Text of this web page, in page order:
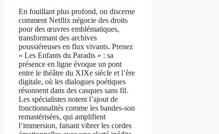
En fouillant plus profond, on discerne
comment Netflix négocie des droits
pour des œuvres emblématiques,
transformant des archives
poussiéreuses en flux vivants. Prenez
« Les Enfants du Paradis » : sa
présence en ligne évoque un pont
entre le théâtre du XIXe siècle et l’ère
digitale, où les dialogues poétiques
résonnent dans des casques sans fil.
Les spécialistes notent l’ajout de
fonctionnalités comme les bandes-son
remastérisées, qui amplifient
l’immersion, faisant vibrer les cordes